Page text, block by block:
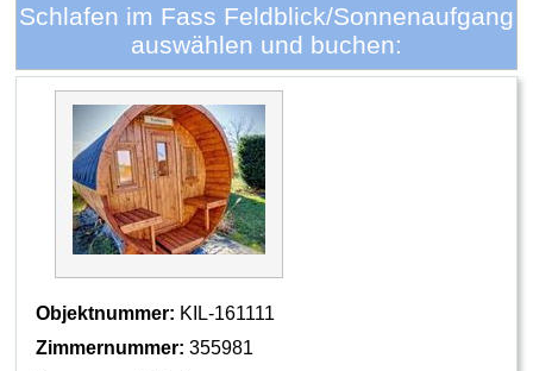
Schlafen im Fass Feldblick/Sonnenaufgang
auswählen und buchen:
Objektnummer: KIL-161111
Zimmernummer: 355981